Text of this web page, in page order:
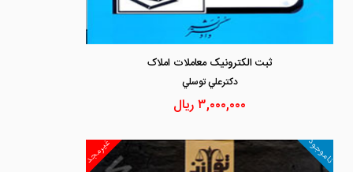
ثبت الکترونیک معاملات املاک
دكترعلي توسلي
۳,۰۰۰,۰۰۰ریال
غیرمجد ناموجود